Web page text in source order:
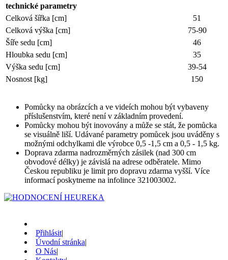
technické parametry
Celková šířka [cm]
51
Celková výška [cm]
75-90
Šíře sedu [cm]
46
Hloubka sedu [cm]
35
Výška sedu [cm]
39-54
Nosnost [kg]
150
Pomůcky na obrázcích a ve videích mohou být vybaveny
příslušenstvím, které není v základním provedení.
Pomůcky mohou být inovovány a může se stát, že pomůcka
se visuálně liší. Udávané parametry pomůcek jsou uváděny s
možnými odchylkami dle výrobce 0,5 -1,5 cm a 0,5 - 1,5 kg.
Doprava zdarma nadrozměrných zásilek (nad 300 cm
obvodové délky) je závislá na adrese odběratele. Mimo
Českou republiku je limit pro dopravu zdarma vyšší. Více
informací poskytneme na infolince 321003002.
Přihlásit|
Úvodní stránka|
O Nás|